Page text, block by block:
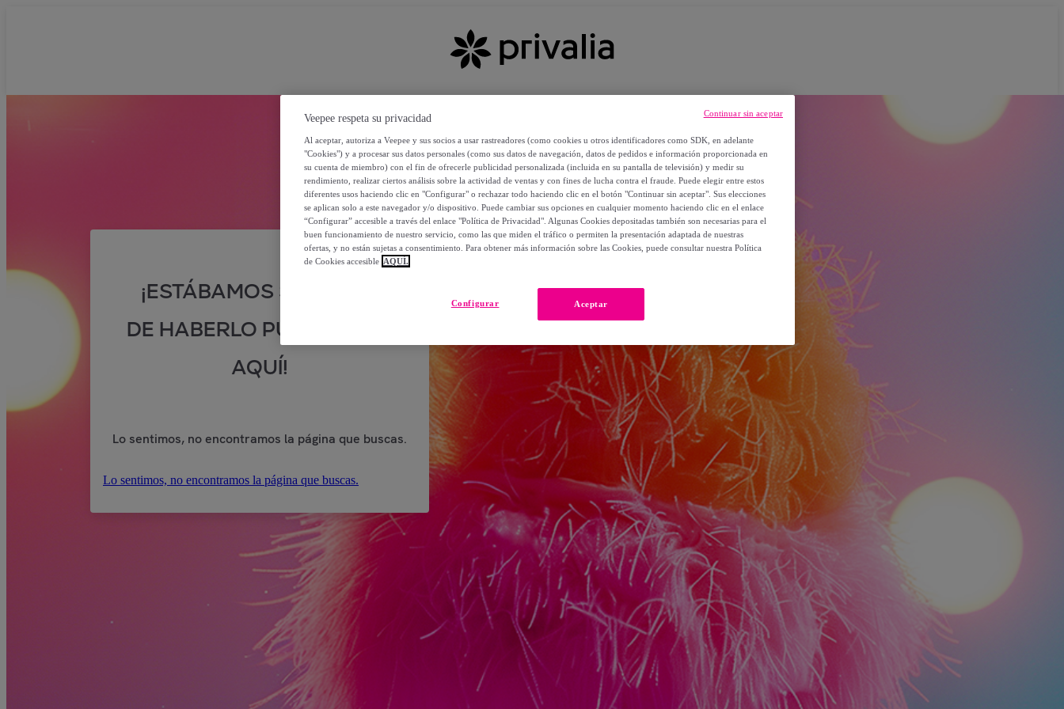
¡ESTÁBAMOS SEGUROS
DE HABERLO PUESTO POR
AQUÍ!
Lo sentimos, no encontramos la página que buscas.
Lo sentimos, no encontramos la página que buscas.
Veepee respeta su privacidad
Al aceptar, autoriza a Veepee y sus socios a usar rastreadores (como cookies u otros identificadores como SDK, en adelante
"Cookies") y a procesar sus datos personales (como sus datos de navegación, datos de pedidos e información proporcionada en
su cuenta de miembro) con el fin de ofrecerle publicidad personalizada (incluida en su pantalla de televisión) y medir su
rendimiento, realizar ciertos análisis sobre la actividad de ventas y con fines de lucha contra el fraude. Puede elegir entre estos
diferentes usos haciendo clic en "Configurar" o rechazar todo haciendo clic en el botón "Continuar sin aceptar". Sus elecciones
se aplican solo a este navegador y/o dispositivo. Puede cambiar sus opciones en cualquier momento haciendo clic en el enlace
“Configurar” accesible a través del enlace "Política de Privacidad". Algunas Cookies depositadas también son necesarias para el
buen funcionamiento de nuestro servicio, como las que miden el tráfico o permiten la presentación adaptada de nuestras
ofertas, y no están sujetas a consentimiento. Para obtener más información sobre las Cookies, puede consultar nuestra Política
de Cookies accesible AQUÍ.
Aceptar
Configurar
Continuar sin aceptar